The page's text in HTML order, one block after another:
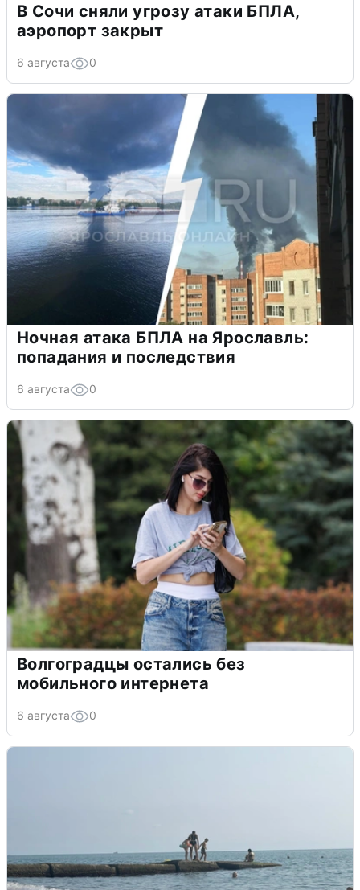
В Сочи сняли угрозу атаки БПЛА,
аэропорт закрыт
6 августа 0
Ночная атака БПЛА на Ярославль:
попадания и последствия
6 августа 0
Волгоградцы остались без
мобильного интернета
6 августа 0